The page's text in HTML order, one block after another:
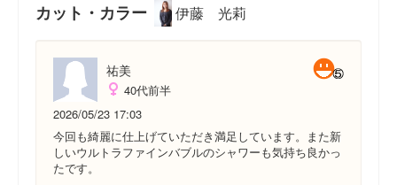
カット・カラー 伊藤 光莉
祐美
40代前半
2026/05/23 17:03
今回も綺麗に仕上げていただき満足しています。また新
しいウルトラファインバブルのシャワーも気持ち良かっ
たです。